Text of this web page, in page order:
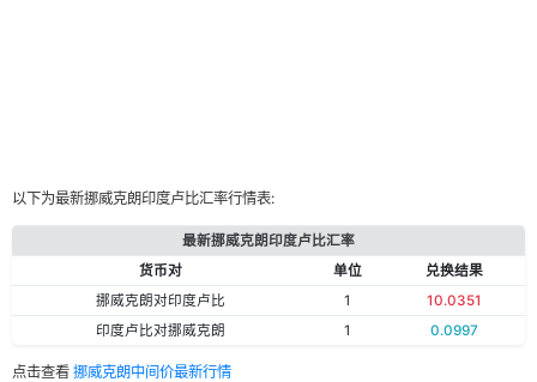
以下为最新挪威克朗印度卢比汇率行情表:
最新挪威克朗印度卢比汇率
货币对
单位
兑换结果
挪威克朗对印度卢比
1
10.0351
印度卢比对挪威克朗
1 0.0997
点击查看 挪威克朗中间价最新行情